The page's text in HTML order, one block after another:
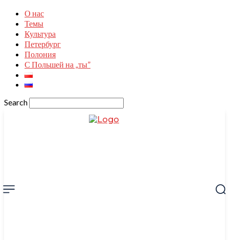
О нас
Темы
Культура
Петербург
Полония
С Польшей на „ты”
Search